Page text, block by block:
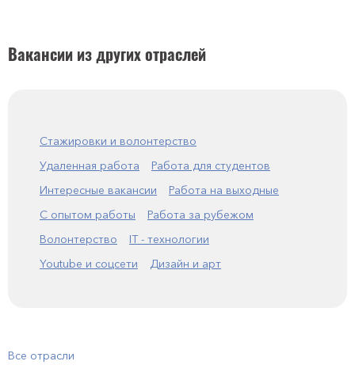
Вакансии из других отраслей
Стажировки и волонтерство
Удаленная работа
Работа для студентов
Интересные вакансии
Работа на выходные
С опытом работы
Работа за рубежом
Волонтерство
IT - технологии
Youtube и соцсети
Дизайн и арт
Все отрасли